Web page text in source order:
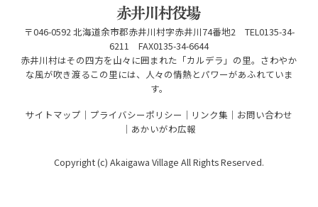
〒046-0592 北海道余市郡赤井川村字赤井川74番地2 TEL0135-34-
6211 FAX0135-34-6644
赤井川村はその四方を山々に囲まれた「カルデラ」の里。さわやか
な風が吹き渡るこの里には、人々の情熱とパワーがあふれていま
す。
サイトマップ
プライバシーポリシー リンク集
お問い合わせ
あかいがわ広報
Copyright (c) Akaigawa Village All Rights Reserved.